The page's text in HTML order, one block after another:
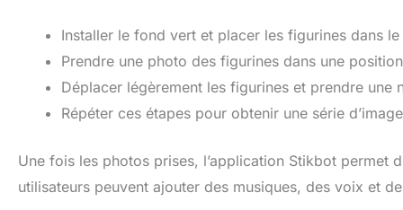
ensemble avec StikBot
MegaBots, Série Avatar,
Packs à thème et autres
vapeur accrédité : avec
l'accréditation officielle
STEAM Toys du guide
la ligne StikBot est un
excellent jouet éducatif
qui peut favoriser la
sera
et
Installer le fond vert et placer les figurines dans
Prendre une photo des figurines dans une
Déplacer légèrement les figurines et prendre une
Répéter ces étapes pour obtenir une série
Une fois les photos prises, l’application Stikbot permet
utilisateurs peuvent ajouter des musiques, des voix et